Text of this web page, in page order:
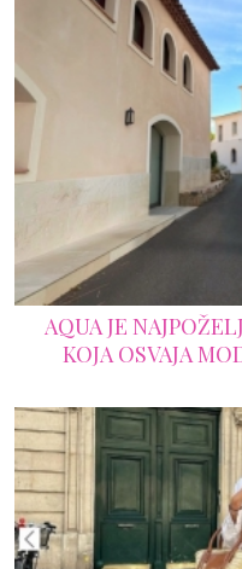
AQUA JE
KOJA OSVAJA